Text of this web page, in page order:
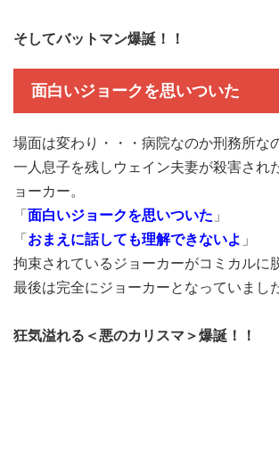
そしてバットマン爆誕！！
面白いジョークを思いついた
場面は変わり・・・病院なのか刑務所な
一人息子を残しウェイン夫妻が殺害され
ョーカー。
「 面白いジョークを思いついた 」
「 おまえに話しても理解できないよ 」
拘束されているジョーカーがコミカルに
最後は完全にジョーカーとなっていまし
狂気溢れる＜悪のカリスマ＞爆誕！！